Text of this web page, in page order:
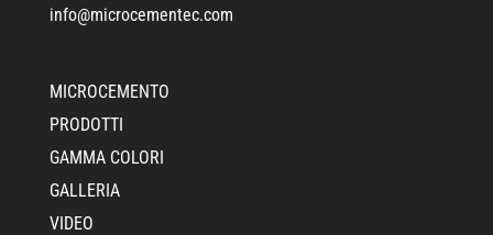
info@microcementec.com
MICROCEMENTO
PRODOTTI
GAMMA COLORI
GALLERIA
VIDEO